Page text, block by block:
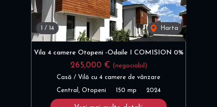
1 / 14 Harta
Vila 4 camere Otopeni -Odaile I COMISION 0%
265,000 € (negociabil)
Casă / Vilă cu 4 camere de vânzare
Central, Otopeni 150 mp 2024